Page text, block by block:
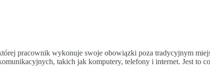
pracownik wykonuje swoje obowiązki poza tradycyjnym
takich jak komputery, telefony i internet. Jest to